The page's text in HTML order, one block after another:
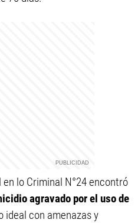
lo Criminal N°24 encontró
agravado por el uso de
ideal con amenazas y